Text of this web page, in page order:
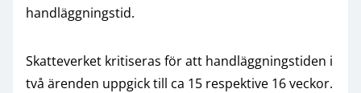
handläggningstid.
Skatteverket kritiseras för att handläggningstiden i
två ärenden uppgick till ca 15 respektive 16 veckor.